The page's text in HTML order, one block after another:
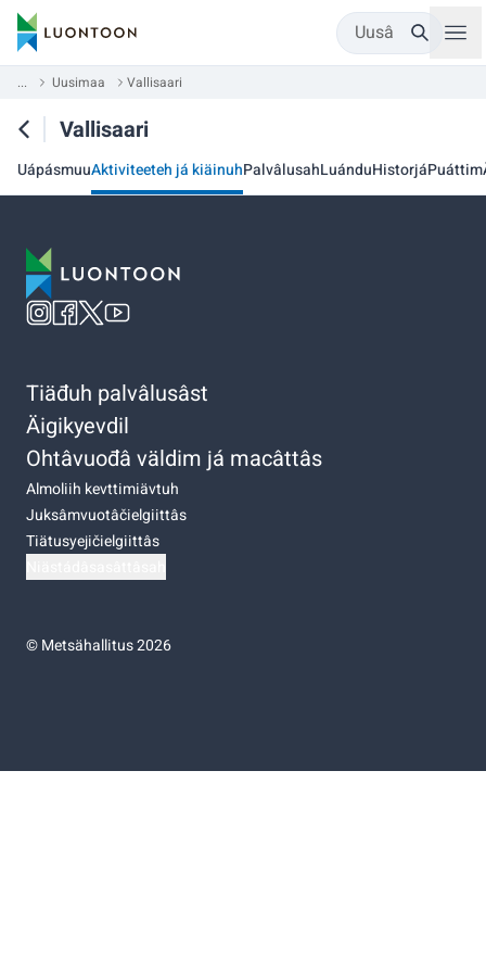
Uusâ
... Uusimaa Vallisaari
Vallisaari
UápásmuuAktiviteeteh já kiäinuhPalvâlusahLuánduHistorjáPuáttim
Tiäđuh palvâlusâst
Äigikyevdil
Ohtâvuođâ väldim já macâttâs
Almoliih kevttimiävtuh
Juksâmvuotâčielgiittâs
Tiätusyejičielgiittâs
©Metsähallitus 2026